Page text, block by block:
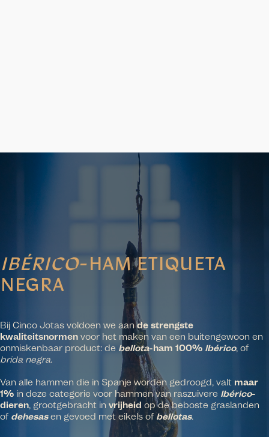
IBÉRICO-HAM ETIQUETA
NEGRA
Bij Cinco Jotas voldoen we aande strengste
kwaliteitsnormen voor het maken van een buitengewoon en
onmiskenbaar product: de bellota-ham 100% Ibérico, of
brida negra.
Van alle hammen die in Spanje worden gedroogd, valt maar
1% in deze categorie voor hammen van raszuivere Ibérico-
dieren, grootgebracht in vrijheid op de beboste graslanden
of dehesasen gevoed met eikels of bellotas.